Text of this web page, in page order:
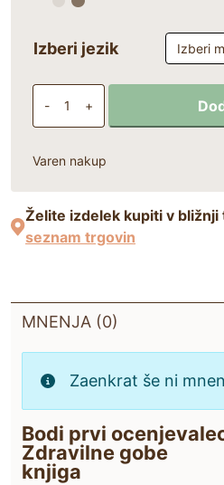
Izberi jezik
- +
Varen nakup
Želite izdelek kupiti v bližnji
seznam trgovin
MNENJA (0)
Zaenkrat še ni
Bodi prvi
Zdravilne gobe
knjiga